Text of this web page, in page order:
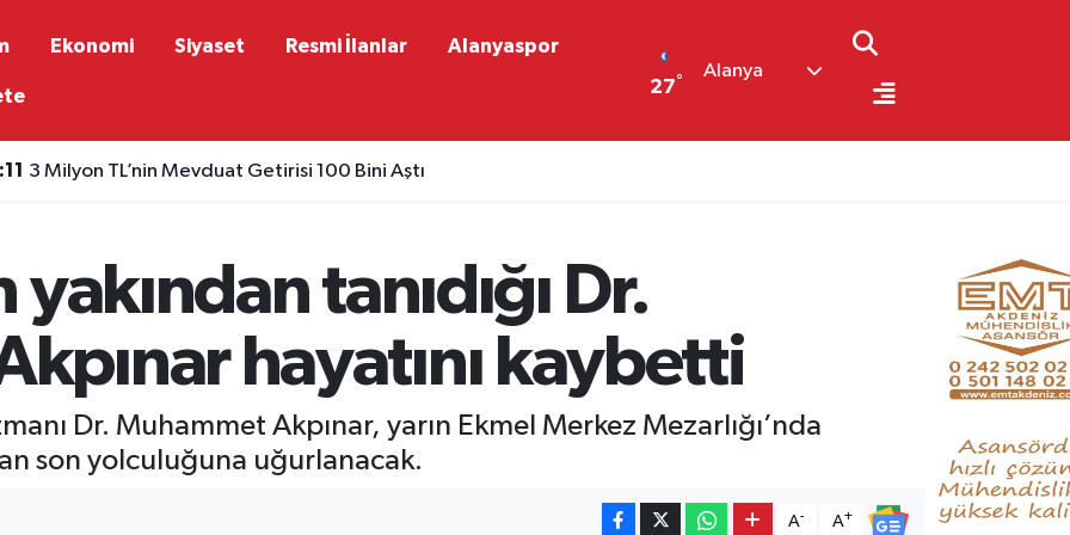
Ekonomi Siyaset Resmi İlanlar Alanyaspor
27°
Alanya
3 Milyon TL’nin Mevduat Getirisi 100 Bini Aştı
yakından tanıdığı Dr.
hayatını kaybetti
Dr. Muhammet Akpınar, yarın Ekmel Merkez Mezarlığı’nda
son yolculuğuna uğurlanacak.
A- A+